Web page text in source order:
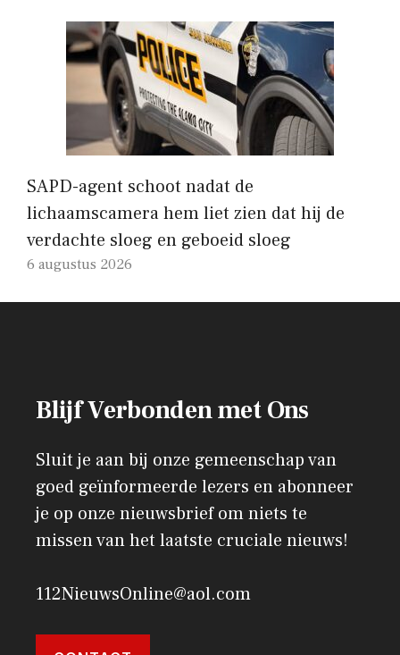
SAPD-agent schoot nadat de
lichaamscamera hem liet zien dat hij de
verdachte sloeg en geboeid sloeg
6 augustus 2026
Blijf Verbonden met Ons
Sluit je aan bij onze gemeenschap van
goed geïnformeerde lezers en abonneer
je op onze nieuwsbrief om niets te
missen van het laatste cruciale nieuws!
112NieuwsOnline@aol.com